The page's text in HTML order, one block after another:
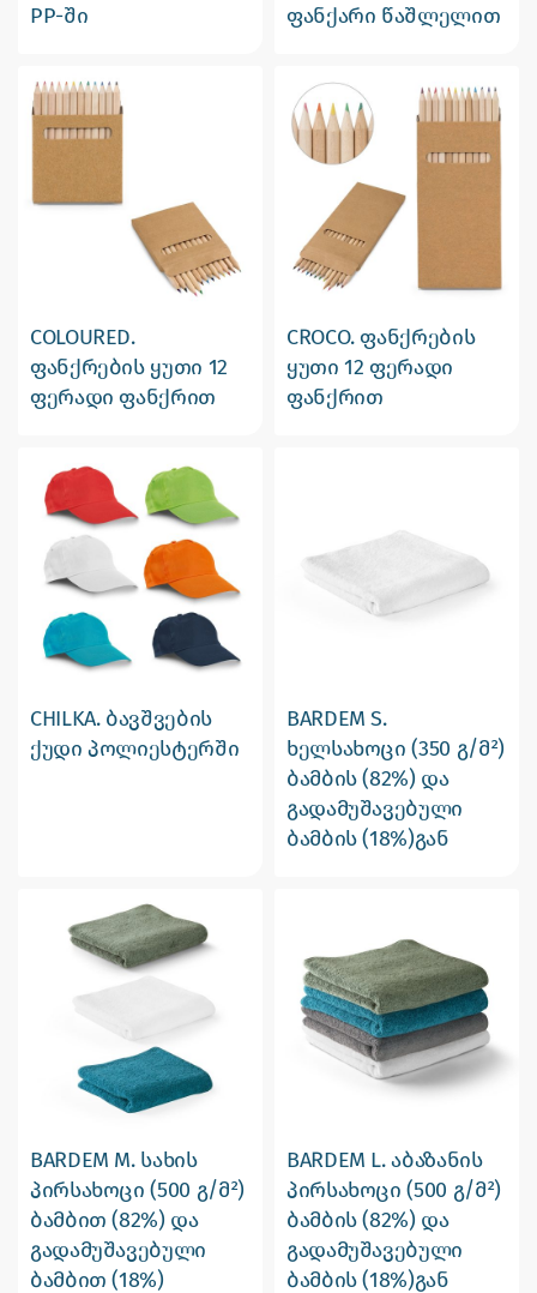
PP-ში
ფანქარი წაშლელით
COLOURED.
ფანქრების ყუთი 12
ფერადი ფანქრით
CROCO. ფანქრების
ყუთი 12 ფერადი
ფანქრით
CHILKA. ბავშვების
ქუდი პოლიესტერში
BARDEM S.
ხელსახოცი (350 გ/მ²)
ბამბის (82%) და
გადამუშავებული
ბამბის (18%)გან
BARDEM M. სახის
პირსახოცი (500 გ/მ²)
ბამბით (82%) და
გადამუშავებული
ბამბით (18%)
BARDEM L. აბაზანის
პირსახოცი (500 გ/მ²)
ბამბის (82%) და
გადამუშავებული
ბამბის (18%)გან